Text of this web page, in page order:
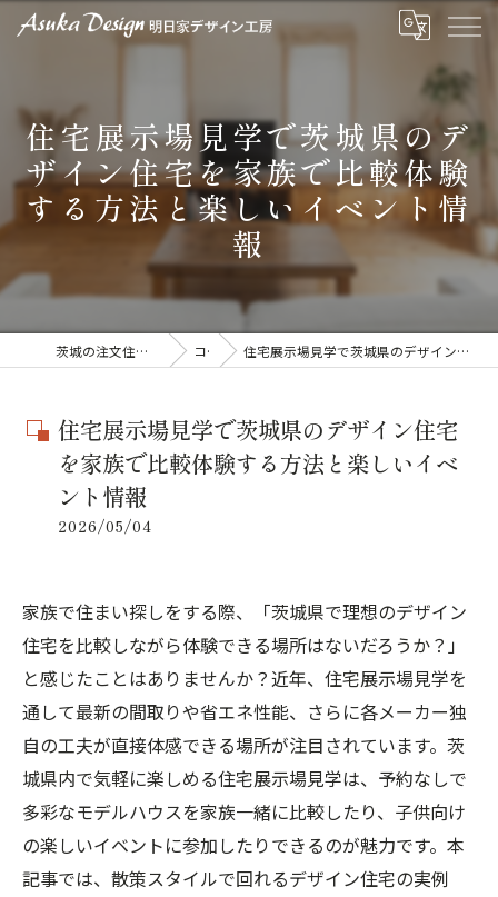
住宅展示場見学で茨城県のデ
ザイン住宅を家族で比較体験
する方法と楽しいイベント情
報
茨城の注文住宅なら明日家デザイン工房 コラム 住宅展示場見学で茨城県のデザイン住宅を家族で比較体験する方法と楽しいイベント情報
住宅展示場見学で茨城県のデザイン住宅
を家族で比較体験する方法と楽しいイベ
ント情報
2026/05/04
家族で住まい探しをする際、「茨城県で理想のデザイン
住宅を比較しながら体験できる場所はないだろうか？」
と感じたことはありませんか？近年、住宅展示場見学を
通して最新の間取りや省エネ性能、さらに各メーカー独
自の工夫が直接体感できる場所が注目されています。茨
城県内で気軽に楽しめる住宅展示場見学は、予約なしで
多彩なモデルハウスを家族一緒に比較したり、子供向け
の楽しいイベントに参加したりできるのが魅力です。本
記事では、散策スタイルで回れるデザイン住宅の実例